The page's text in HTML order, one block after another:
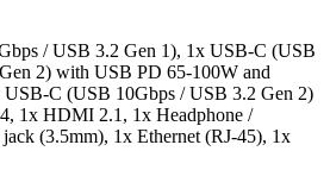
/ USB 3.2 Gen 1), 1x USB-C (USB
2) with USB PD 65-100W and
C (USB 10Gbps / USB 3.2 Gen 2)
1x HDMI 2.1, 1x Headphone /
(3.5mm), 1x Ethernet (RJ-45), 1x